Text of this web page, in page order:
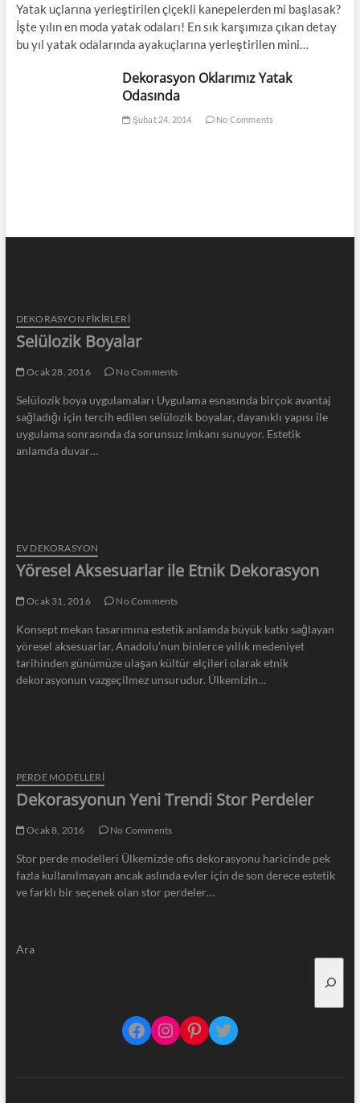
Yatak uçlarına yerleştirilen çiçekli kanepelerden mi başlasak?
İşte yılın en moda yatak odaları! En sık karşımıza çıkan detay
bu yıl yatak odalarında ayakuçlarına yerleştirilen mini…
Dekorasyon Oklarımız Yatak
Odasında
Şubat 24, 2014 No Comments
DEKORASYON FİKİRLERİ
Selülozik Boyalar
Ocak 28, 2016 No Comments
Selülozik boya uygulamaları Uygulama esnasında birçok avantaj
sağladığı için tercih edilen selülozik boyalar, dayanıklı yapısı ile
uygulama sonrasında da sorunsuz imkanı sunuyor. Estetik
anlamda duvar…
EV DEKORASYON
Yöresel Aksesuarlar ile Etnik Dekorasyon
Ocak 31, 2016 No Comments
Konsept mekan tasarımına estetik anlamda büyük katkı sağlayan
yöresel aksesuarlar, Anadolu’nun binlerce yıllık medeniyet
tarihinden günümüze ulaşan kültür elçileri olarak etnik
dekorasyonun vazgeçilmez unsurudur. Ülkemizin…
PERDE MODELLERI
Dekorasyonun Yeni Trendi Stor Perdeler
Ocak 8, 2016 No Comments
Stor perde modelleri Ülkemizde ofis dekorasyonu haricinde pek
fazla kullanılmayan ancak aslında evler için de son derece estetik
ve farklı bir seçenek olan stor perdeler…
Ara
Facebook
Instagram
Pinterest
Twitter